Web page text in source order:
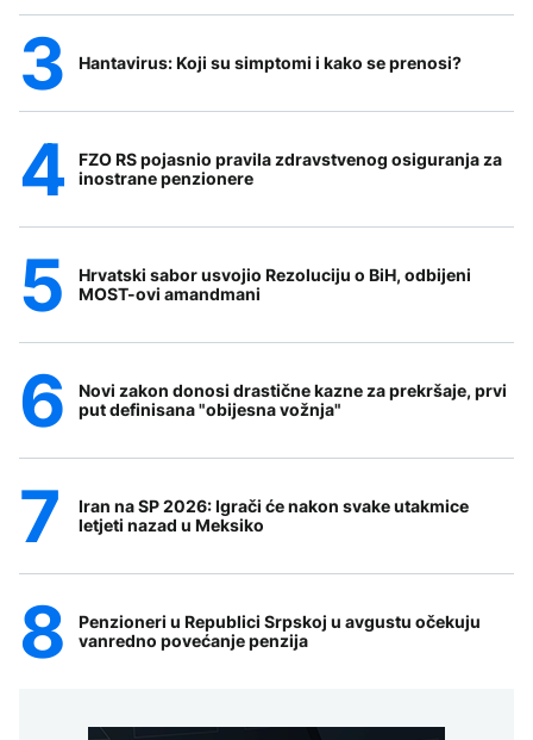
Hantavirus: Koji su simptomi i kako se prenosi?
FZO RS pojasnio pravila zdravstvenog osiguranja za
inostrane penzionere
Hrvatski sabor usvojio Rezoluciju o BiH, odbijeni
MOST-ovi amandmani
Novi zakon donosi drastične kazne za prekršaje, prvi
put definisana "obijesna vožnja"
Iran na SP 2026: Igrači će nakon svake utakmice
letjeti nazad u Meksiko
Penzioneri u Republici Srpskoj u avgustu očekuju
vanredno povećanje penzija